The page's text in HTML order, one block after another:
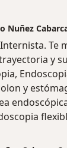
Nuñez
Te
y
y